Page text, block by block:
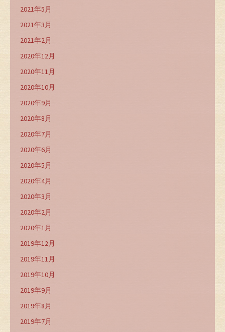
2021年5月
2021年3月
2021年2月
2020年12月
2020年11月
2020年10月
2020年9月
2020年8月
2020年7月
2020年6月
2020年5月
2020年4月
2020年3月
2020年2月
2020年1月
2019年12月
2019年11月
2019年10月
2019年9月
2019年8月
2019年7月